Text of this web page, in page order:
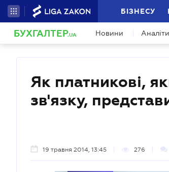
БІЗНЕСУ
БУХГАЛТЕР.UA Новини
Як платникові,
зв'язку,
19 травня 2014, 13:45 276